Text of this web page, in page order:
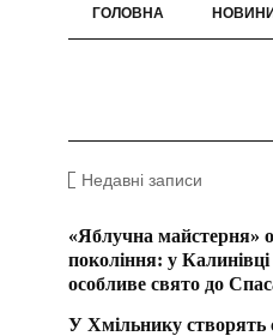
ГОЛОВНА
Недавні записи
«Яблучна майстерня»
покоління: у Калинівці
особливе свято до
У Хмільнику створять